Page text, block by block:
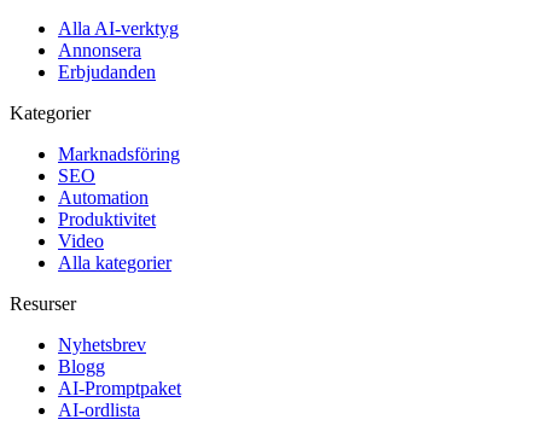
Alla AI-verktyg
Annonsera
Erbjudanden
Kategorier
Marknadsföring
SEO
Automation
Produktivitet
Video
Alla kategorier
Resurser
Nyhetsbrev
Blogg
AI-Promptpaket
AI-ordlista